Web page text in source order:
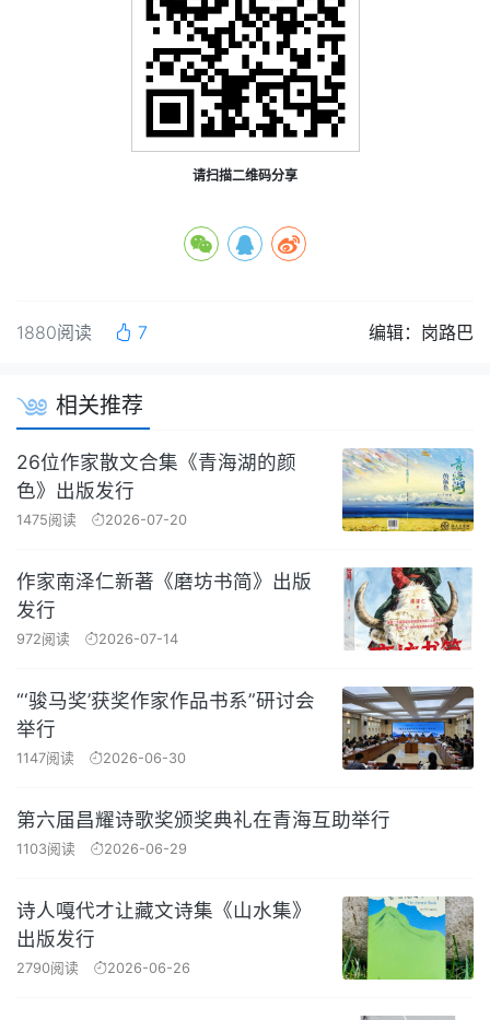
请扫描二维码分享
1880阅读 7 编辑：岗路巴
相关推荐
26位作家散文合集《青海湖的颜
色》出版发行
1475阅读 2026-07-20
作家南泽仁新著《磨坊书简》出版
发行
972阅读 2026-07-14
“‘骏马奖’获奖作家作品书系”研讨会
举行
1147阅读 2026-06-30
第六届昌耀诗歌奖颁奖典礼在青海互助举行
1103阅读 2026-06-29
诗人嘎代才让藏文诗集《山水集》
出版发行
2790阅读 2026-06-26